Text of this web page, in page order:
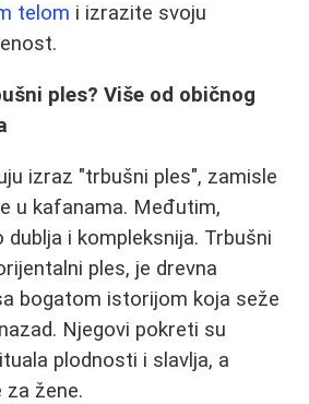
telom i izrazite svoju
ples? Više od običnog
izraz "trbušni ples", zamisle
u kafanama. Međutim,
i kompleksnija. Trbušni
ples, je drevna
bogatom istorijom koja seže
Njegovi pokreti su
plodnosti i slavlja, a
za žene.